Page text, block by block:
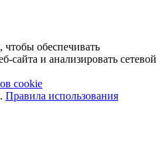
обеспечивать
сайта и анализировать сетевой
cookie
Правила использования